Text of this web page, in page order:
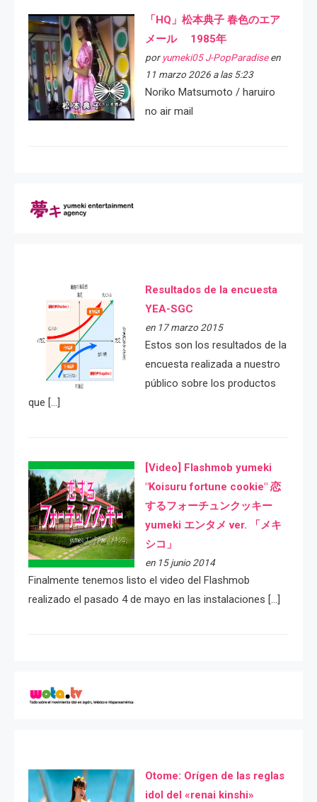
「HQ」松本典子 春色のエア
メール 1985年
por yumeki05 J-PopParadiseen
11 marzo 2026 a las 5:23
Noriko Matsumoto / haruiro
no air mail
Resultados de la encuesta
YEA-SGC
en 17 marzo 2015
Estos son los resultados de la
encuesta realizada a nuestro
público sobre los productos
que […]
[Video] Flashmob yumeki
"Koisuru fortune cookie" 恋
するフォーチュンクッキー
yumeki エンタメ ver. 「メキ
シコ」
en 15 junio 2014
Finalmente tenemos listo el video del Flashmob
realizado el pasado 4 de mayo en las instalaciones […]
Otome: Orígen de las reglas
idol del «renai kinshi»